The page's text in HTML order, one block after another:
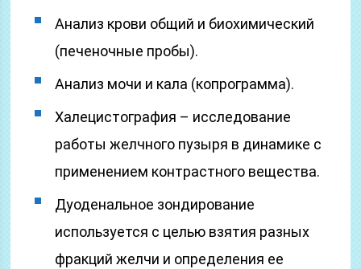
Анализ крови общий и биохимический
(печеночные пробы).
Анализ мочи и кала (копрограмма).
Халецистография – исследование
работы желчного пузыря в динамике с
применением контрастного вещества.
Дуоденальное зондирование
используется с целью взятия разных
фракций желчи и определения ее